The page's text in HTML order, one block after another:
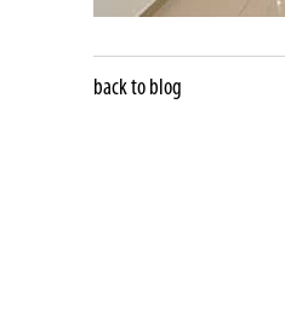
back to blog